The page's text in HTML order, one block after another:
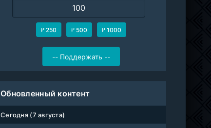
₽ 250 ₽ 500 ₽ 1000
Обновленный контент
Сегодня (7 августа)